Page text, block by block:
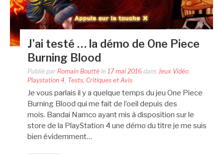
J’ai testé … la démo de One Piece
Burning Blood
Publié par Romain Boutté le 17 mai 2016 dans Jeux Vidéo,
Playstation 4, Tests, Critiques et Avis
Je vous parlais il y a quelque temps du jeu One Piece
Burning Blood qui me fait de l’oeil depuis des
mois. Bandai Namco ayant mis à disposition sur le
store de la PlayStation 4 une démo du titre je me suis
bien évidemment…